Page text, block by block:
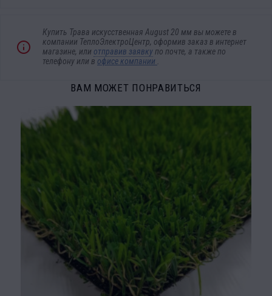
Купить Трава искусственная August 20 мм вы можете в
компании ТеплоЭлектроЦентр, оформив заказ в интернет
магазине, или отправив заявку по почте, а также по
телефону или в офисе компании
ВАМ МОЖЕТ ПОНРАВИТЬСЯ